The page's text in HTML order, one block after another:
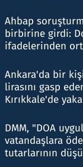
Ahbap
birbirine girdi:
ifadelerinden
Ankara'da bir
lirasını gasp
Kırıkkale'de
DMM, "DOA
vatandaşlara
tutarlarının